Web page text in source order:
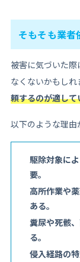
そもそも業者
被害に気づいた際
なくないかもしれ
頼するのが適し
以下のような理由
駆除対象に
要。
高所作業や
ある。
糞尿や死骸
る。
侵入経路の